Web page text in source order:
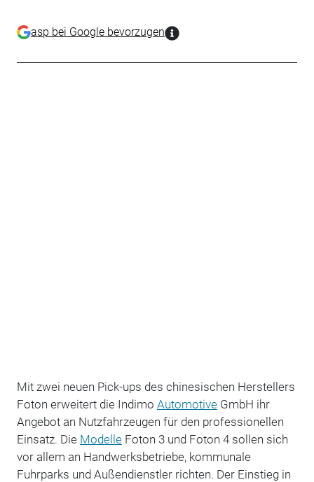
asp bei Google bevorzugen
Mit zwei neuen Pick-ups des chinesischen Herstellers
Foton erweitert die Indimo AutomotiveGmbH ihr
Angebot an Nutzfahrzeugen für den professionellen
Einsatz. Die ModelleFoton 3 und Foton 4 sollen sich
vor allem an Handwerksbetriebe, kommunale
Fuhrparks und Außendienstler richten. Der Einstieg in